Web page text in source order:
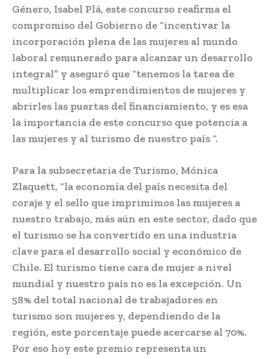
Género, Isabel Plá, este concurso reafirma el
compromiso del Gobierno de “incentivar la
incorporación plena de las mujeres al mundo
laboral remunerado para alcanzar un desarrollo
integral” y aseguró que “tenemos la tarea de
multiplicar los emprendimientos de mujeres y
abrirles las puertas del financiamiento, y es esa
la importancia de este concurso que potencia a
las mujeres y al turismo de nuestro país “.
Para la subsecretaria de Turismo, Mónica
Zlaquett, “la economía del país necesita del
coraje y el sello que imprimimos las mujeres a
nuestro trabajo, más aún en este sector, dado que
el turismo se ha convertido en una industria
clave para el desarrollo social y económico de
Chile. El turismo tiene cara de mujer a nivel
mundial y nuestro país no es la excepción. Un
58% del total nacional de trabajadores en
turismo son mujeres y, dependiendo de la
región, este porcentaje puede acercarse al 70%.
Por eso hoy este premio representa un